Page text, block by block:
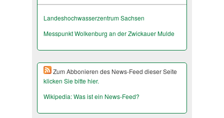
Landeshochwas­serzentrum Sachsen
Messpunkt Wolkenburg an der Zwickauer Mulde
Zum Abbonieren des News-Feed dieser Seite
klicken Sie bitte hier.
Wikipedia: Was ist ein News-Feed?